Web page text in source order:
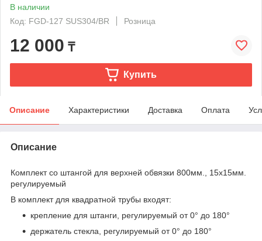
В наличии
Код: FGD-127 SUS304/BR
Розница
12 000 ₸
Купить
Описание Характеристики Доставка Оплата
Описание
Комплект со штангой для верхней обвязки 800мм., 15х15мм.
регулируемый
В комплект для квадратной трубы входят:
крепление для штанги, регулируемый от 0° до 180°
держатель стекла, регулируемый от 0° до 180°